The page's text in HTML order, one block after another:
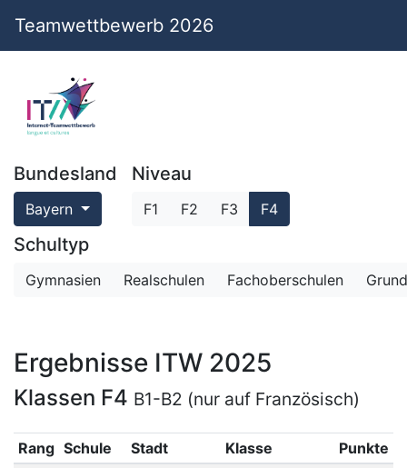
Teamwettbewerb 2026
Bundesland
Bayern
Niveau
F1 F2 F3 F4
Schultyp
Gymnasien Realschulen Fachoberschulen
Ergebnisse ITW 2025
Klassen F4 B1-B2 (nur auf Französisch)
Rang Schule Stadt Klasse
Punkte